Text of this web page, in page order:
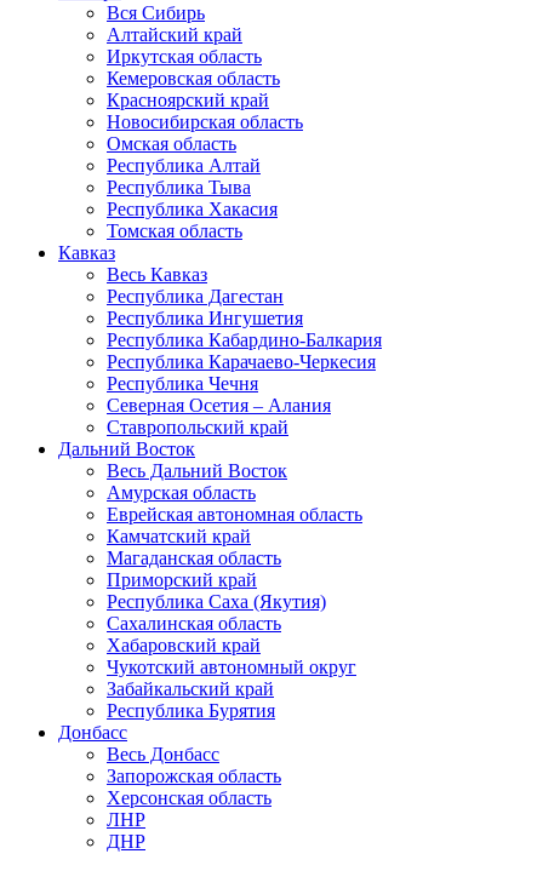
Вся Сибирь
Алтайский край
Иркутская область
Кемеровская область
Красноярский край
Новосибирская область
Омская область
Республика Алтай
Республика Тыва
Республика Хакасия
Томская область
Кавказ
Весь Кавказ
Республика Дагестан
Республика Ингушетия
Республика Кабардино-Балкария
Республика Карачаево-Черкесия
Республика Чечня
Северная Осетия – Алания
Ставропольский край
Дальний Восток
Весь Дальний Восток
Амурская область
Еврейская автономная область
Камчатский край
Магаданская область
Приморский край
Республика Саха (Якутия)
Сахалинская область
Хабаровский край
Чукотский автономный округ
Забайкальский край
Республика Бурятия
Донбасс
Весь Донбасс
Запорожская область
Херсонская область
ЛНР
ДНР